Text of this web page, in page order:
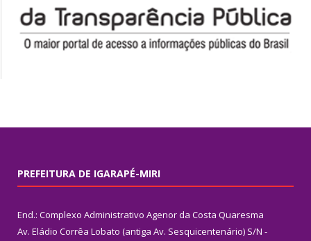
PREFEITURA DE IGARAPÉ-MIRI
End.: Complexo Administrativo Agenor da Costa Quaresma
Av. Eládio Corrêa Lobato (antiga Av. Sesquicentenário) S/N -